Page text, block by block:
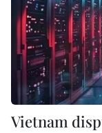
Vietnam